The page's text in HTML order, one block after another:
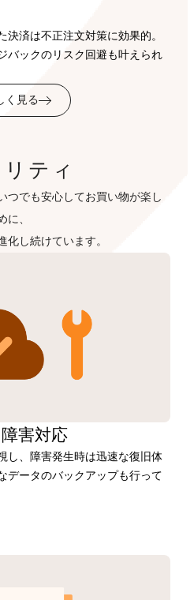
決済は不正注文対策に効果的。
バックのリスク回避も叶えられ
く見る
ティ
つでも安心してお買い物が楽し
に、
化し続けています。
害対応
し、障害発生時は迅速な復旧体
データのバックアップも行って